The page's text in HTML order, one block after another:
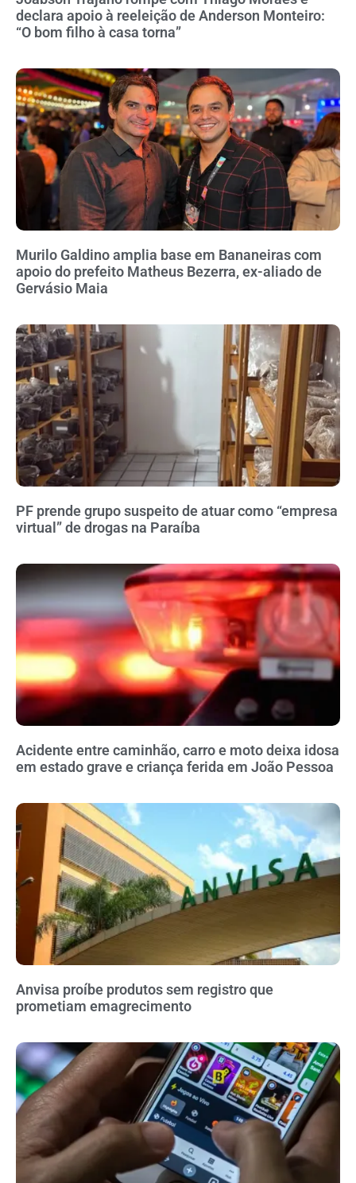
declara apoio à reeleição de Anderson Monteiro:
“O bom filho à casa torna”
Murilo Galdino amplia base em Bananeiras com
apoio do prefeito Matheus Bezerra, ex-aliado de
Gervásio Maia
PF prende grupo suspeito de atuar como “empresa
virtual” de drogas na Paraíba
Acidente entre caminhão, carro e moto deixa idosa
em estado grave e criança ferida em João Pessoa
Anvisa proíbe produtos sem registro que
prometiam emagrecimento